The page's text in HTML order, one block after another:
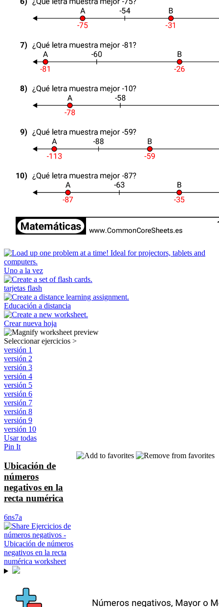
Uno a la vez
tarjetas flash
Educación a distancia
Crear nueva hoja
Seleccionar ejercicios >
versión 1
versión 2
versión 3
versión 4
versión 5
versión 6
versión 7
versión 8
versión 9
versión 10
Usar todas
Pin It
Ubicación de
números
negativos en la
recta numérica
6ns7a